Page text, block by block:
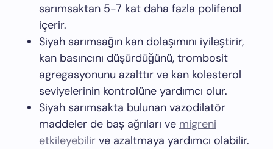
sarımsaktan 5-7 kat daha fazla polifenol
içerir.
Siyah sarımsağın kan dolaşımını iyileştirir,
kan basıncını düşürdüğünü, trombosit
agregasyonunu azalttır ve kan kolesterol
seviyelerinin kontrolüne yardımcı olur.
Siyah sarımsakta bulunan vazodilatör
maddeler de baş ağrıları ve migreni
etkileyebilir ve azaltmaya yardımcı olabilir.